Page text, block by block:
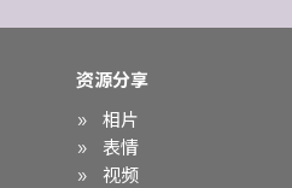
资源分享
相片
表情
视频